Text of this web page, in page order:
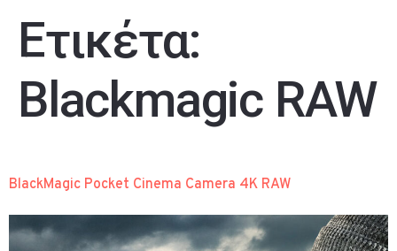
Ετικέτα:
Blackmagic RAW
BlackMagic Pocket Cinema Camera 4K RAW